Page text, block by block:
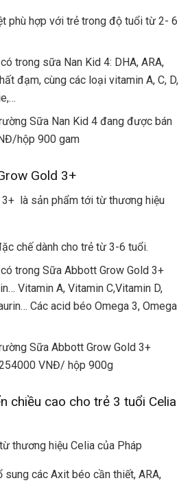
phù hợp với trẻ trong độ tuổi từ 2- 6
trong sữa Nan Kid 4: DHA, ARA,
đạm, cùng các loại vitamin A, C, D,
Sữa Nan Kid 4 đang được bán
hộp 900 gam
Gold 3+
là sản phẩm tới từ thương hiệu
chế dành cho trẻ từ 3-6 tuổi.
trong Sữa Abbott Grow Gold 3+
Vitamin A, Vitamin C,Vitamin D,
Các acid béo Omega 3, Omega
Sữa Abbott Grow Gold 3+
VNĐ/ hộp 900g
chiều cao cho trẻ 3 tuổi Celia
thương hiệu Celia của Pháp
sung các Axit béo cần thiết, ARA,